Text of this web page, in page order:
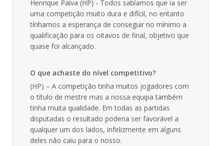
Henrique Paiva (HP) - Todos sabíamos que ia ser
uma competição muito dura e difícil, no entanto
tínhamos a esperança de conseguir no mínimo a
qualificação para os oitavos de final, objetivo que
quase foi alcançado.
O que achaste do nível competitivo?
(HP) – A competição tinha muitos jogadores com
o título de mestre mas a nossa equipa também
tinha muita qualidade. Em todas as partidas
disputadas o resultado poderia ser favorável a
qualquer um dos lados, infelizmente em alguns
deles não caiu para o nosso.